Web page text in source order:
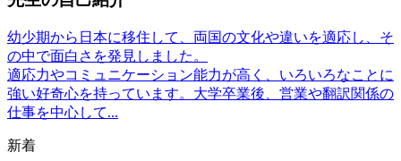
幼少期から日本に移住して、両国の文化や違いを適応し、そ
の中で面白さを発見しました。
適応力やコミュニケーション能力が高く、いろいろなことに
強い好奇心を持っています。大学卒業後、営業や翻訳関係の
仕事を中心して...
新着